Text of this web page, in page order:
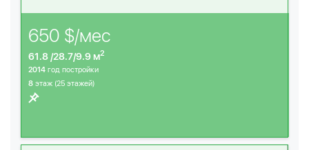
650 $/мес
61.8 /28.7/9.9 м2
2014 год постройки
8 этаж (25 этажей)